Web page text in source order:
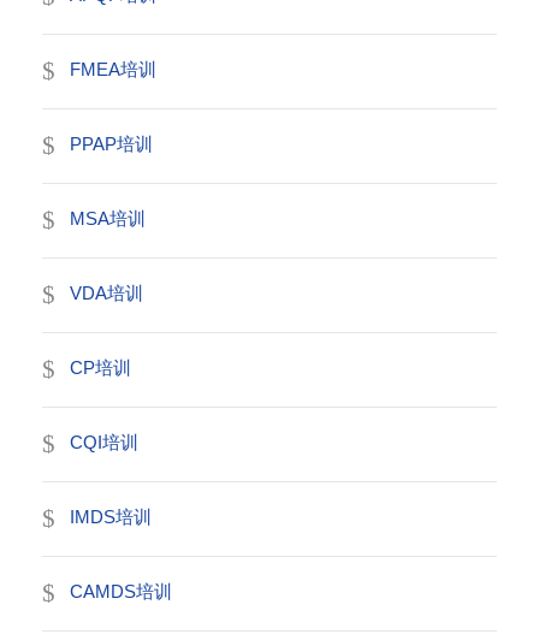
FMEA培训
PPAP培训
MSA培训
VDA培训
CP培训
CQI培训
IMDS培训
CAMDS培训